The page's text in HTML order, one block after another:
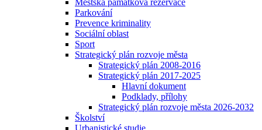
Městská památková rezervace
Parkování
Prevence kriminality
Sociální oblast
Sport
Strategický plán rozvoje města
Strategický plán 2008-2016
Strategický plán 2017-2025
Hlavní dokument
Podklady, přílohy
Strategický plán rozvoje města 2026-2032
Školství
Urbanistické studie